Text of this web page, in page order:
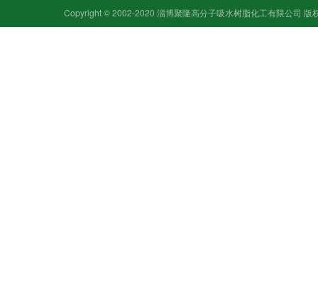
Copyright © 2002-2020 淄博聚隆高分子吸水树脂化工有限公司